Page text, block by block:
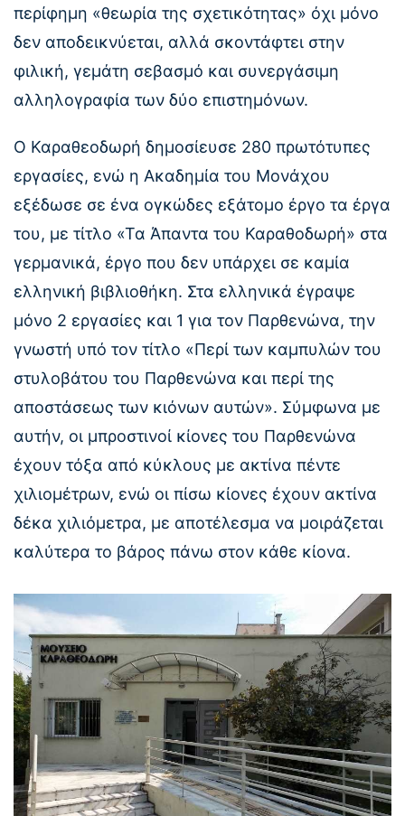
περίφημη «θεωρία της σχετικότητας» όχι μόνο
δεν αποδεικνύεται, αλλά σκοντάφτει στην
φιλική, γεμάτη σεβασμό και συνεργάσιμη
αλληλογραφία των δύο επιστημόνων.
Ο Καραθεοδωρή δημοσίευσε 280 πρωτότυπες
εργασίες, ενώ η Ακαδημία του Μονάχου
εξέδωσε σε ένα ογκώδες εξάτομο έργο τα έργα
του, με τίτλο «Τα Άπαντα του Καραθοδωρή» στα
γερμανικά, έργο που δεν υπάρχει σε καμία
ελληνική βιβλιοθήκη. Στα ελληνικά έγραψε
μόνο 2 εργασίες και 1 για τον Παρθενώνα, την
γνωστή υπό τον τίτλο «Περί των καμπυλών του
στυλοβάτου του Παρθενώνα και περί της
αποστάσεως των κιόνων αυτών». Σύμφωνα με
αυτήν, οι μπροστινοί κίονες του Παρθενώνα
έχουν τόξα από κύκλους με ακτίνα πέντε
χιλιομέτρων, ενώ οι πίσω κίονες έχουν ακτίνα
δέκα χιλιόμετρα, με αποτέλεσμα να μοιράζεται
καλύτερα το βάρος πάνω στον κάθε κίονα.